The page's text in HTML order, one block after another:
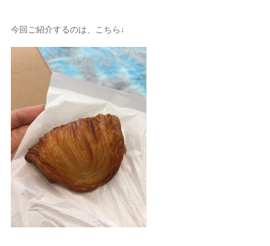
今回ご紹介するのは、こちら↓